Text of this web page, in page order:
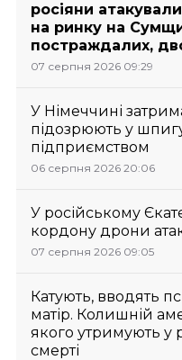
росіяни
на ринку на
постраждалих,
07 серпня 2026 09:29
У Німеччині
підозрюють у
підприємством
06 серпня 2026 20:06
У російському
кордону дрони
07 серпня 2026 09:05
Катують, вводять
матір. Колишній
якого утримують у
смерті